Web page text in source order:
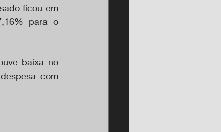
ficou em
para o
baixa no
com